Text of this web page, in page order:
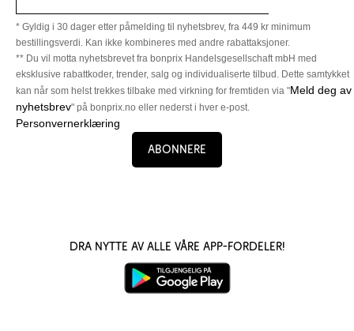
* Gyldig i 30 dager etter påmelding til nyhetsbrev, fra 449 kr minimum
bestillingsverdi. Kan ikke kombineres med andre rabattaksjoner.
** Du vil motta nyhetsbrevet fra bonprix Handelsgesellschaft mbH med
eksklusive rabattkoder, trender, salg og individualiserte tilbud. Dette samtykket
kan når som helst trekkes tilbake med virkning for fremtiden via "Meld deg av
nyhetsbrev" på bonprix.no eller nederst i hver e-post.
Personvernerklæring
Abonnere
Dra nytte av alle våre app-fordeler!